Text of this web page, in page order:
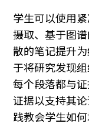
学生可以使用
摄取、基于图
散的笔记提升
于将研究发现
每个段落都与
证据以支持其
践教会学生如